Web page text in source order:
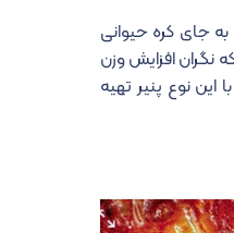
به جای کره حیوانی
نگران افزایش وزن
این نوع پنیر تهیه